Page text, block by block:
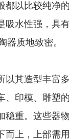
以比较纯净
吸水性强，具
质地致密。
其造型丰富
、印模、雕塑
重。这些器
而上，上部需